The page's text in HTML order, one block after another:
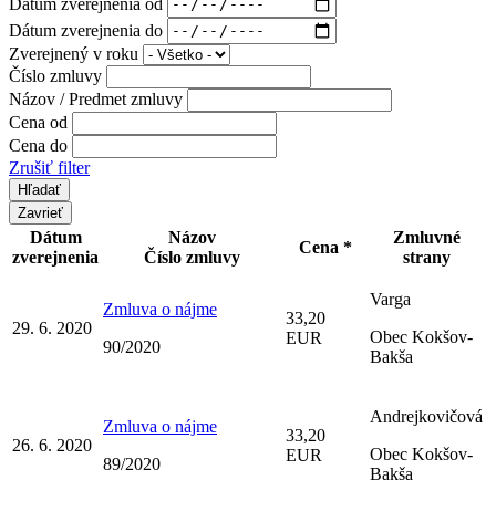
Dátum zverejnenia do
Zverejnený v roku
Číslo zmluvy
Názov / Predmet zmluvy
Cena od
Cena do
Zrušiť filter
Zavrieť
Dátum
zverejnenia
Názov
Číslo zmluvy
Cena *
Zmluvné
strany
29. 6. 2020
Zmluva o nájme
90/2020
33,20
EUR
Varga
Obec Kokšov-
Bakša
26. 6. 2020
Zmluva o nájme
89/2020
33,20
EUR
Andrejkovičová
Obec Kokšov-
Bakša